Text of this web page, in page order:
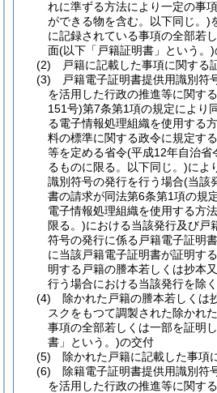
れに準ずる方法により一定の事
ができる物を含む。以下同じ。)
に記録されている事項の全部若
面(以下「戸籍証明書」という。)
(2)
戸籍に記載した事項に関する
(3)
戸籍電子証明書提供用識別符
を活用した行政の推進等に関す
151号)第7条第1項の規定により
る電子情報処理組織を使用する
料の標準に関する政令に規定す
等を定める省令(平成12年自治省
るものに限る。以下同じ。)によ
識別符号の発行を行う場合(当該
書の請求が同法第6条第1項の規
電子情報処理組織を使用する方
限る。)における当該発行及び戸
符号の発行に係る戸籍電子証明
に当該戸籍電子証明書が証明す
明する戸籍の謄本若しくは抄本
行う場合における当該発行を除
(4)
除かれた戸籍の謄本若しくは
スクをもつて調製された除かれ
事項の全部若しくは一部を証明
書」という。)の交付
(5)
除かれた戸籍に記載した事項
(6)
除籍電子証明書提供用識別符
を活用した行政の推進等に関す